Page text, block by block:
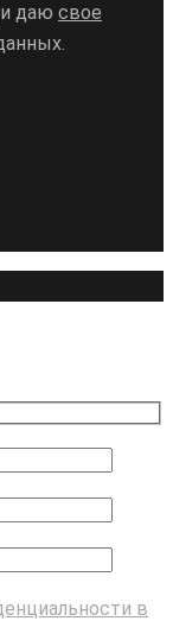
и даю свое
в